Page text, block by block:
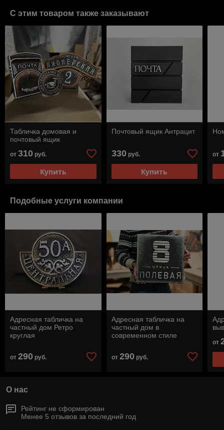
С этим товаром также заказывают
Табличка домовая и
почтовый ящик
от 310 руб.
Купить
Почтовый ящик Антрацит
330руб.
Купить
от
Подобные услуги компании
Адресная табличка на
частный дом Ретро
круглая
от 290 руб.
Адресная табличка на
частный дом в
современном стиле
от 290руб.
от
О нас
Рейтинг не сформирован
Менее 5 отзывов за последний год